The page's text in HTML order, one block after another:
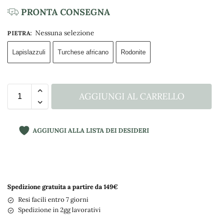
PRONTA CONSEGNA
PIETRA: Nessuna selezione
Lapislazzuli Turchese africano Rodonite
AGGIUNGI AL CARRELLO
AGGIUNGI ALLA LISTA DEI DESIDERI
t
e
r
Spedizione gratuita a partire da 149€
Resi facili entro 7 giorni
Spedizione in 2gg lavorativi